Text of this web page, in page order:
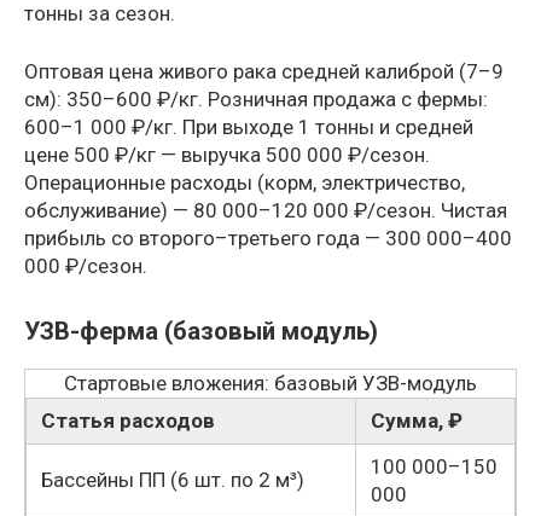
тонны за сезон.
Оптовая цена живого рака средней калиброй (7–9
см): 350–600 ₽/кг. Розничная продажа с фермы:
600–1 000 ₽/кг. При выходе 1 тонны и средней
цене 500 ₽/кг — выручка 500 000 ₽/сезон.
Операционные расходы (корм, электричество,
обслуживание) — 80 000–120 000 ₽/сезон. Чистая
прибыль со второго–третьего года — 300 000–400
000 ₽/сезон.
УЗВ-ферма (базовый модуль)
Стартовые вложения: базовый УЗВ-модуль
Статья расходов
Сумма, ₽
Бассейны ПП (6 шт. по 2 м³)
100 000–150
000